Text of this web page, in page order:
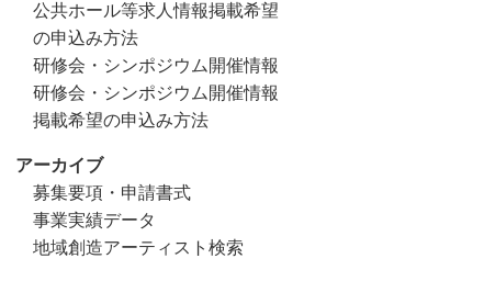
公共ホール等求人情報掲載希望
の申込み方法
研修会・シンポジウム開催情報
研修会・シンポジウム開催情報
掲載希望の申込み方法
アーカイブ
募集要項・申請書式
事業実績データ
地域創造アーティスト検索